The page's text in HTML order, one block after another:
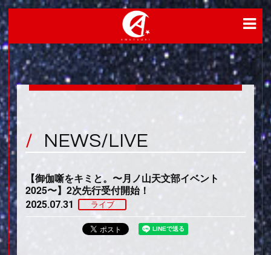
NEWS/LIVE
【御伽噺をキミと。〜月ノ山天文部イベント
2025〜】2次先行受付開始！
2025.07.31 ライブ